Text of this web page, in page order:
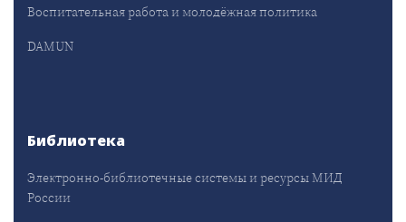
Воспитательная работа и молодёжная политика
DAMUN
Библиотека
Электронно-библиотечные системы и ресурсы МИД
России